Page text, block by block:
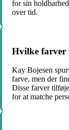
for sin
over tid.
Hvilke farver
Kay Bojesen
farve, men der
Disse farver
for at matche